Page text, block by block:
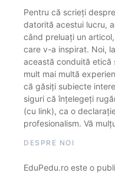
Pentru că scrieți
datorită acestui lucru,
când preluați un
care v-a inspirat. Noi,
această conduită etică
mult mai multă
că găsiți subiecte
siguri că înțelegeți
(cu link), ca o
profesionalism. Vă
DESPRE NOI
EduPedu.ro este o